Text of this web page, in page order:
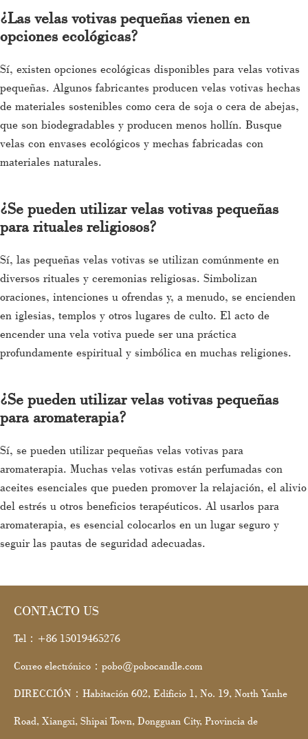
¿Las velas votivas pequeñas vienen en
opciones ecológicas?
Sí, existen opciones ecológicas disponibles para velas votivas
pequeñas. Algunos fabricantes producen velas votivas hechas
de materiales sostenibles como cera de soja o cera de abejas,
que son biodegradables y producen menos hollín. Busque
velas con envases ecológicos y mechas fabricadas con
materiales naturales.
¿Se pueden utilizar velas votivas pequeñas
para rituales religiosos?
Sí, las pequeñas velas votivas se utilizan comúnmente en
diversos rituales y ceremonias religiosas. Simbolizan
oraciones, intenciones u ofrendas y, a menudo, se encienden
en iglesias, templos y otros lugares de culto. El acto de
encender una vela votiva puede ser una práctica
profundamente espiritual y simbólica en muchas religiones.
¿Se pueden utilizar velas votivas pequeñas
para aromaterapia?
Sí, se pueden utilizar pequeñas velas votivas para
aromaterapia. Muchas velas votivas están perfumadas con
aceites esenciales que pueden promover la relajación, el alivio
del estrés u otros beneficios terapéuticos. Al usarlos para
aromaterapia, es esencial colocarlos en un lugar seguro y
seguir las pautas de seguridad adecuadas.
CONTACTO US
Tel：+86 15019465276
Correo electrónico：pobo@pobocandle.com
DIRECCIÓN：Habitación 602, Edificio 1, No. 19, North Yanhe
Road, Xiangxi, Shipai Town, Dongguan City, Provincia de